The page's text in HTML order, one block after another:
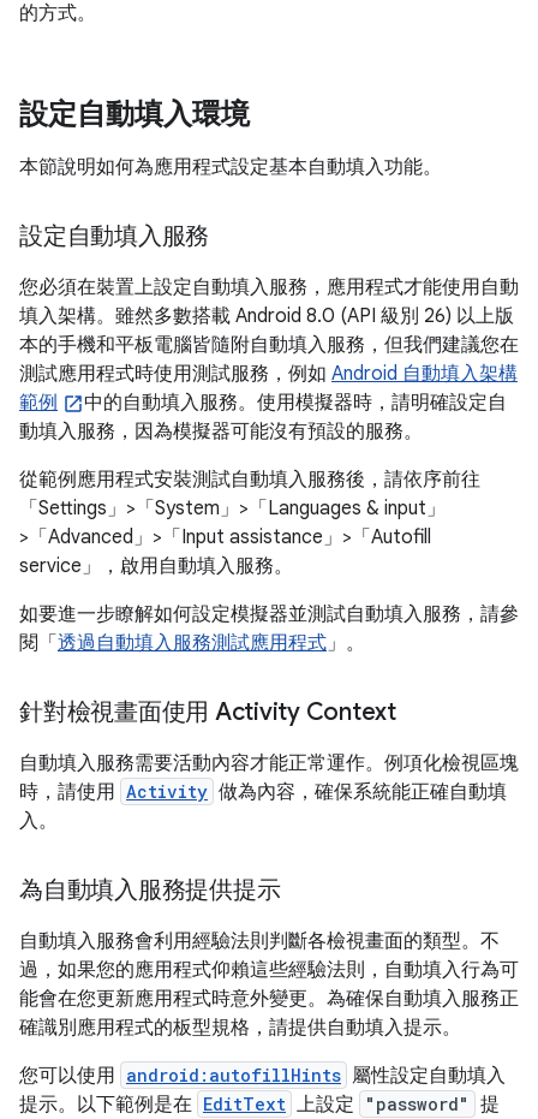
的方式。
設定自動填入環境
本節說明如何為應用程式設定基本自動填入功能。
設定自動填入服務
您必須在裝置上設定自動填入服務，應用程式才能使用自動
填入架構。雖然多數搭載 Android 8.0 (API 級別 26) 以上版
本的手機和平板電腦皆隨附自動填入服務，但我們建議您在
測試應用程式時使用測試服務，例如 Android 自動填入架構
範例
中的自動填入服務。使用模擬器時，請明確設定自
動填入服務，因為模擬器可能沒有預設的服務。
從範例應用程式安裝測試自動填入服務後，請依序前往
「Settings」 >「System」 >「Languages & input」
>「Advanced」 >「Input assistance」 >「Autofill
service」
，啟用自動填入服務。
如要進一步瞭解如何設定模擬器並測試自動填入服務，請參
閱「 透過自動填入服務測試應用程式」。
針對檢視畫面使用 Activity Context
自動填入服務需要活動內容才能正常運作。例項化檢視區塊
時，請使用 Activity 做為內容，確保系統能正確自動填
入。
為自動填入服務提供提示
自動填入服務會利用經驗法則判斷各檢視畫面的類型。不
過，如果您的應用程式仰賴這些經驗法則，自動填入行為可
能會在您更新應用程式時意外變更。為確保自動填入服務正
確識別應用程式的板型規格，請提供自動填入提示。
您可以使用 android:autofillHints 屬性設定自動填入
提示。以下範例是在 EditText 上設定 "password"
提